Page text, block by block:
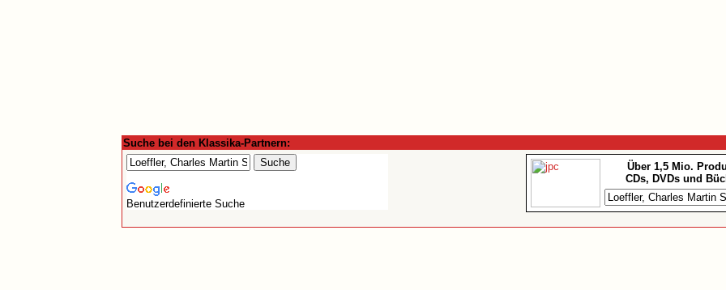
Suche bei den Klassika-Partnern:
Benutzerdefinierte Suche
Über 1,5 Mio.
CDs, DVDs und